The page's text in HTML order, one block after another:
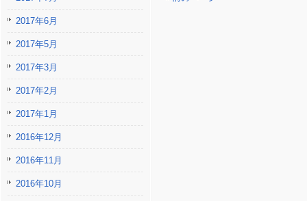
2017年6月
2017年5月
2017年3月
2017年2月
2017年1月
2016年12月
2016年11月
2016年10月